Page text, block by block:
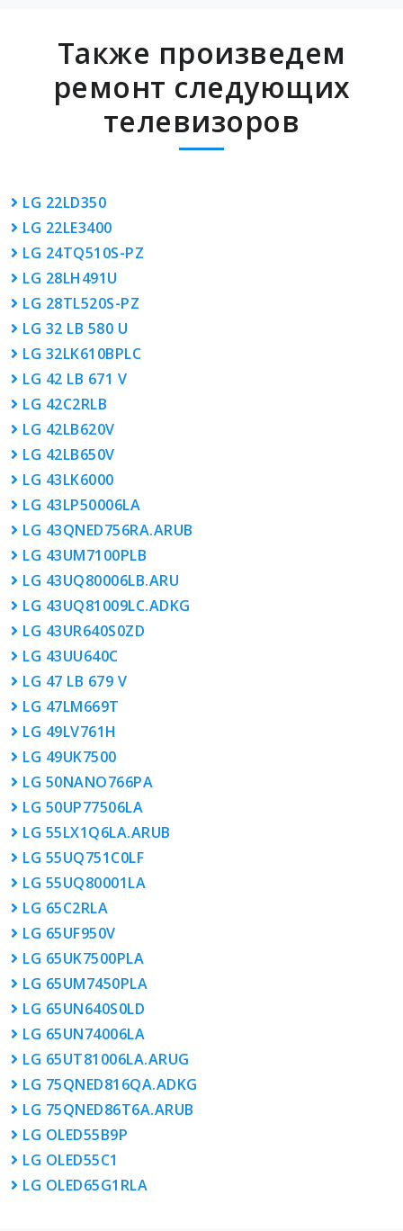
Также произведем
ремонт следующих
телевизоров
LG 22LD350
LG 22LE3400
LG 24TQ510S-PZ
LG 28LH491U
LG 28TL520S-PZ
LG 32 LB 580 U
LG 32LK610BPLC
LG 42 LB 671 V
LG 42C2RLB
LG 42LB620V
LG 42LB650V
LG 43LK6000
LG 43LP50006LA
LG 43QNED756RA.ARUB
LG 43UM7100PLB
LG 43UQ80006LB.ARU
LG 43UQ81009LC.ADKG
LG 43UR640S0ZD
LG 43UU640C
LG 47 LB 679 V
LG 47LM669T
LG 49LV761H
LG 49UK7500
LG 50NANO766PA
LG 50UP77506LA
LG 55LX1Q6LA.ARUB
LG 55UQ751C0LF
LG 55UQ80001LA
LG 65C2RLA
LG 65UF950V
LG 65UK7500PLA
LG 65UM7450PLA
LG 65UN640S0LD
LG 65UN74006LA
LG 65UT81006LA.ARUG
LG 75QNED816QA.ADKG
LG 75QNED86T6A.ARUB
LG OLED55B9P
LG OLED55C1
LG OLED65G1RLA